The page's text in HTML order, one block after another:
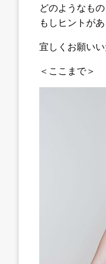
どのようなも
もしヒントが
宜しくお願いい
＜ここまで＞